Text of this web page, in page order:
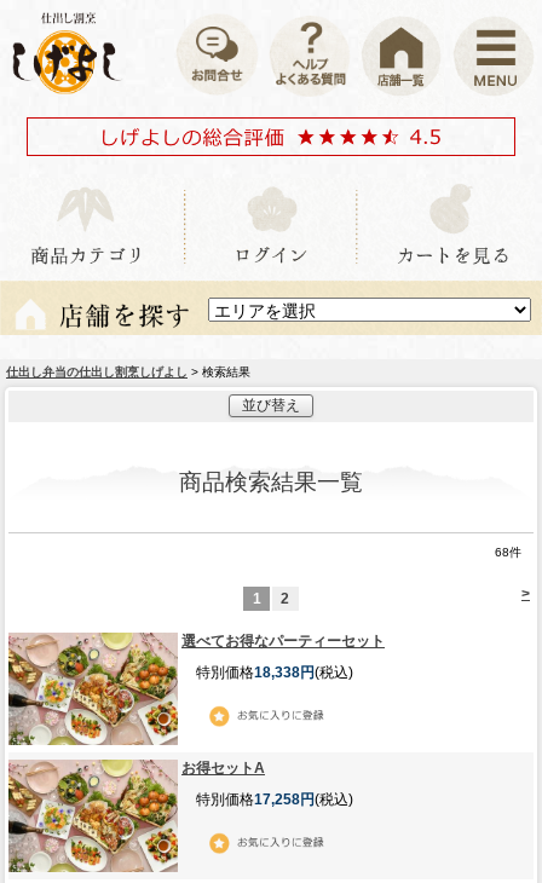
仕出し弁当の仕出し割烹しげよし > 検索結果
並び替え
商品検索結果一覧
68件
>
1 2
選べてお得なパーティーセット
特別価格18,338円(税込)
お得セットA
特別価格17,258円(税込)